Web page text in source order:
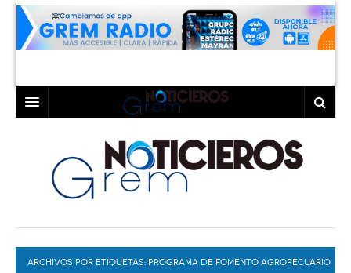
LAGUNA
TORREÓN
GÓMEZ PALACIO
LERDO
COAHUILA
DURANGO
DEPORTES
ARCHIVOS POR ETIQUETAS: PROGRAMA DE FOMENTO AGROPECUARIO